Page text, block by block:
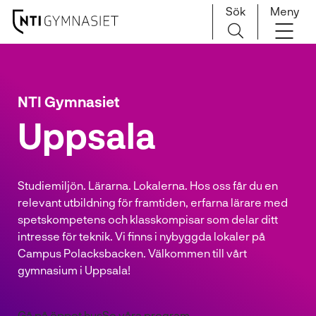
Sök Meny
NTI Gymnasiet
Uppsala
Studiemiljön. Lärarna. Lokalerna. Hos oss får du en
relevant utbildning för framtiden, erfarna lärare med
spetskompetens och klasskompisar som delar ditt
intresse för teknik. Vi finns i nybyggda lokaler på
Campus Polacksbacken. Välkommen till vårt
gymnasium i Uppsala!